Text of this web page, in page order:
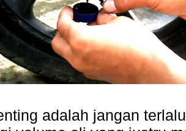
adalah jangan